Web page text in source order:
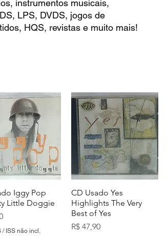
instrumentos musicais,
LPS, DVDS, jogos de
HQS, revistas e muito mais!
Iggy Pop
Little Doggie
/ ISS não incl.
CD Usado Yes
Highlights The Very
Best of Yes
Preço
R$ 47,90